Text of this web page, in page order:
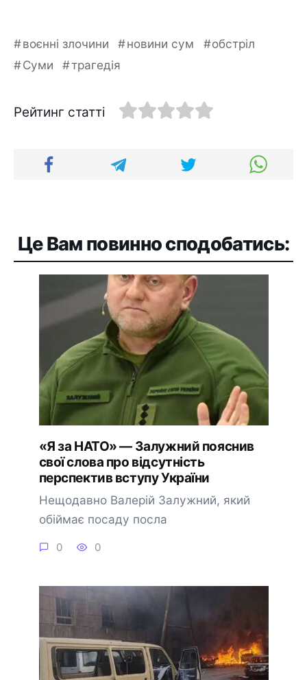
воєнні злочини новини сум
обстріл
Суми
трагедія
Рейтинг статті
Це Вам повинно сподобатись:
«Я за НАТО» — Залужний пояснив
свої слова про відсутність
перспектив вступу України
Нещодавно Валерій Залужний, який
обіймає посаду посла
0 0